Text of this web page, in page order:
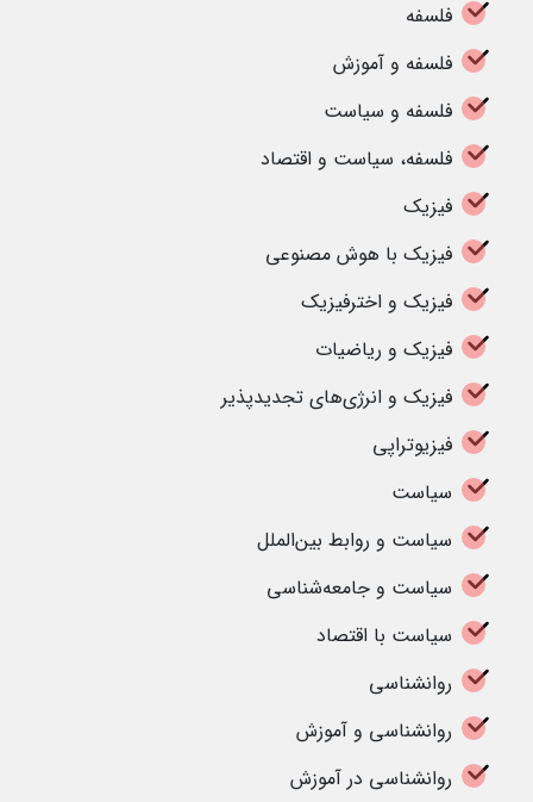
فلسفه
فلسفه و آموزش
فلسفه و سیاست
فلسفه، سیاست و اقتصاد
فیزیک
فیزیک با هوش مصنوعی
فیزیک و اخترفیزیک
فیزیک و ریاضیات
فیزیک و انرژی‌های تجدیدپذیر
فیزیوتراپی
سیاست
سیاست و روابط بین‌الملل
سیاست و جامعه‌شناسی
سیاست با اقتصاد
روانشناسی
روانشناسی و آموزش
روانشناسی در آموزش